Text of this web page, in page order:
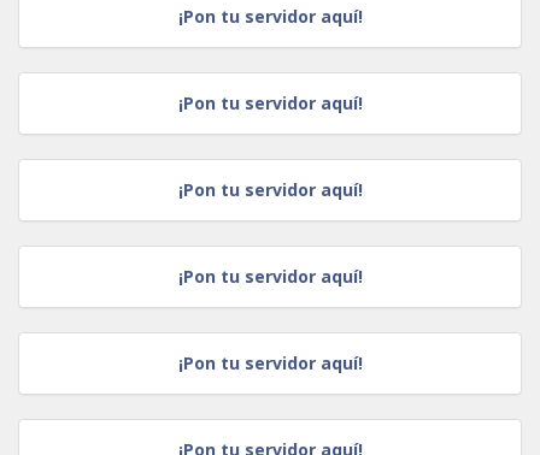
¡Pon tu servidor aquí!
¡Pon tu servidor aquí!
¡Pon tu servidor aquí!
¡Pon tu servidor aquí!
¡Pon tu servidor aquí!
¡Pon tu servidor aquí!